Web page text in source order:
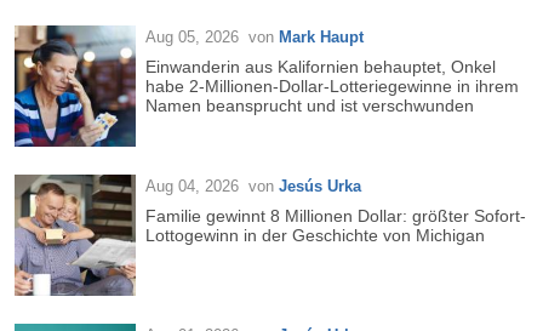
Aug 05, 2026 von Mark Haupt
Einwanderin aus Kalifornien behauptet, Onkel
habe 2-Millionen-Dollar-Lotteriegewinne in ihrem
Namen beansprucht und ist verschwunden
Aug 04, 2026 von Jesús Urka
Familie gewinnt 8 Millionen Dollar: größter Sofort-
Lottogewinn in der Geschichte von Michigan